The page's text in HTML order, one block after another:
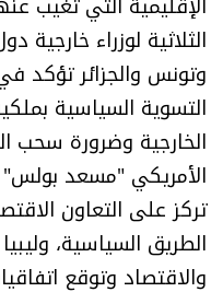
الثلاثية لوزراء
وتونس والجزائر تؤكد
التسوية السياسية
الخارجية وضرورة سحب
الأمريكي "مسعد
تركز على التعاون
الطريق السياسية،
والاقتصاد وتوقع